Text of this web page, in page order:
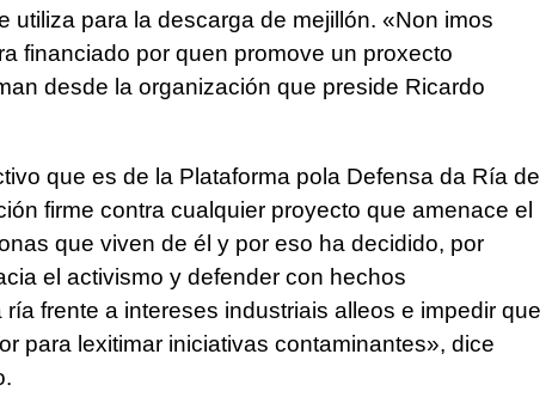
utiliza para la descarga de mejillón. «Non imos
financiado por quen promove un proxecto
desde la organización que preside Ricardo
que es de la Plataforma pola Defensa da Ría de
firme contra cualquier proyecto que amenace el
que viven de él y por eso ha decidido, por
el activismo y defender con hechos
frente a intereses industriais alleos e impedir que
para lexitimar iniciativas contaminantes», dice